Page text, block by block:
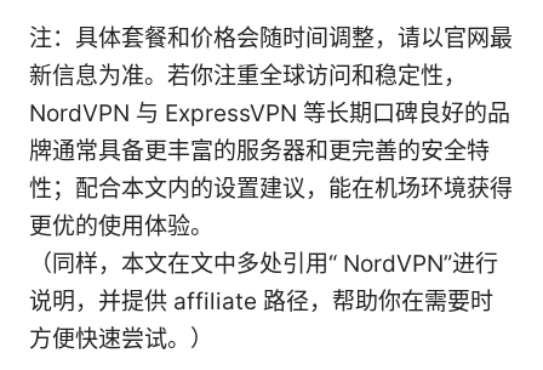
注：具体套餐和价格会随时间调整，请以官网最
新信息为准。若你注重全球访问和稳定性，
NordVPN 与 ExpressVPN 等长期口碑良好的品
牌通常具备更丰富的服务器和更完善的安全特
性；配合本文内的设置建议，能在机场环境获得
更优的使用体验。
（同样，本文在文中多处引用“ NordVPN”进行
说明，并提供 affiliate 路径，帮助你在需要时
方便快速尝试。）